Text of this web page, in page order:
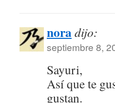
noradijo:
septiembre 8,
Sayuri,
Así que te
gustan.